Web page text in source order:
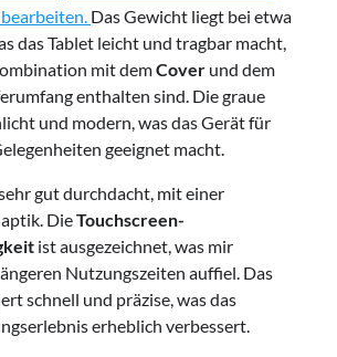
Das Gewicht liegt bei etwa
das Tablet leicht und tragbar macht,
mit demCover und dem
enthalten sind. Die graue
und modern, was das Gerät für
geeignet macht.
gut durchdacht, mit einer
DieTouchscreen-
ist ausgezeichnet, was mir
Nutzungszeiten auffiel. Das
schnell und präzise, was das
erheblich verbessert.